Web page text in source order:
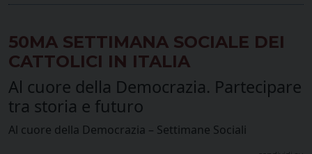
50MA SETTIMANA SOCIALE DEI
CATTOLICI IN ITALIA
Al cuore della Democrazia. Partecipare
tra storia e futuro
Al cuore della Democrazia – Settimane Sociali